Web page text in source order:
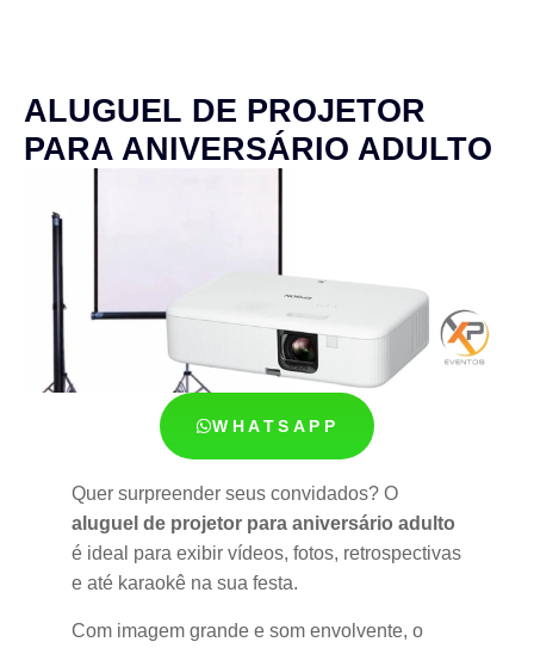
ALUGUEL DE PROJETOR
PARA ANIVERSÁRIO ADULTO
WHATSAPP
Quer surpreender seus convidados? O
aluguel de projetor para aniversário adulto
é ideal para exibir vídeos, fotos, retrospectivas
e até karaokê na sua festa.
Com imagem grande e som envolvente, o